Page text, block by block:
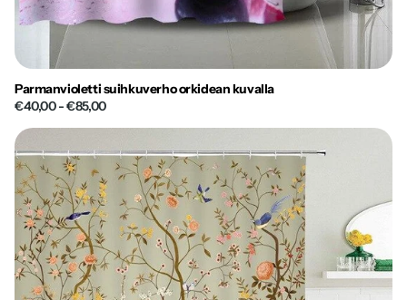
Parmanvioletti suihkuverho orkidean kuvalla
€40,00- €85,00